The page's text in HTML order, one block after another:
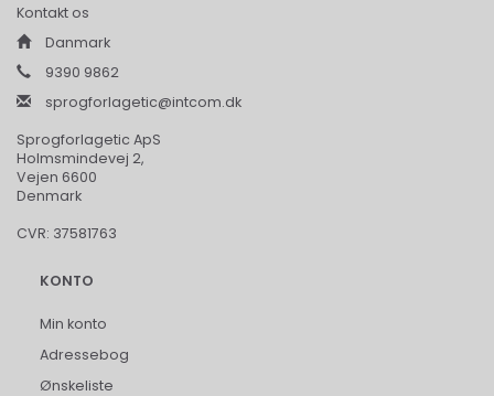
Kontakt os
Danmark
9390 9862
sprogforlagetic@intcom.dk
Sprogforlagetic ApS
Holmsmindevej 2,
Vejen 6600
Denmark
CVR: 37581763
KONTO
Min konto
Adressebog
Ønskeliste